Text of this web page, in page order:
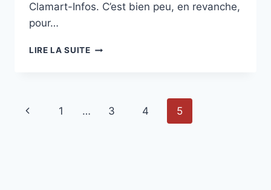
Clamart-Infos. C’est bien peu, en revanche,
pour…
LIRE LA SUITEUN
Navigation
Page
1 … 3 4 5